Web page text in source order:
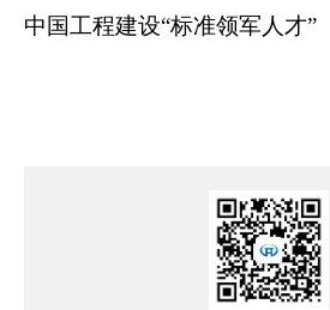
中国工程建设“标准领军人才”